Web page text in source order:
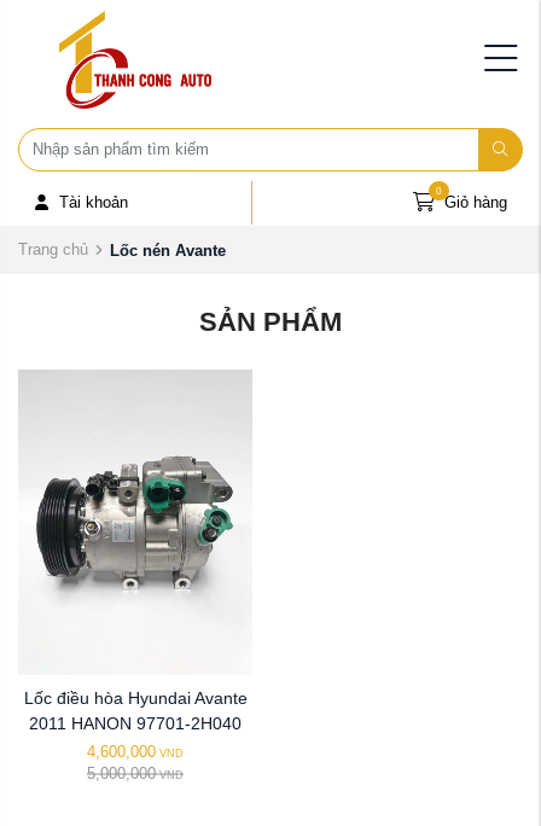
Tài khoản Giỏ hàng
0
Trang chủ Lốc nén Avante
SẢN PHẨM
Lốc điều hòa Hyundai Avante
2011 HANON 97701-2H040
4,600,000 VND
5,000,000 VND